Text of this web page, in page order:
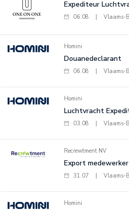
Expediteur
06.08 Vlaams-
Homini
Douanedeclarant
06.08 Vlaams-
Homini
Luchtvracht
03.08 Vlaams-
Recrewtment NV
Export medewerker
31.07 Vlaams-
Homini